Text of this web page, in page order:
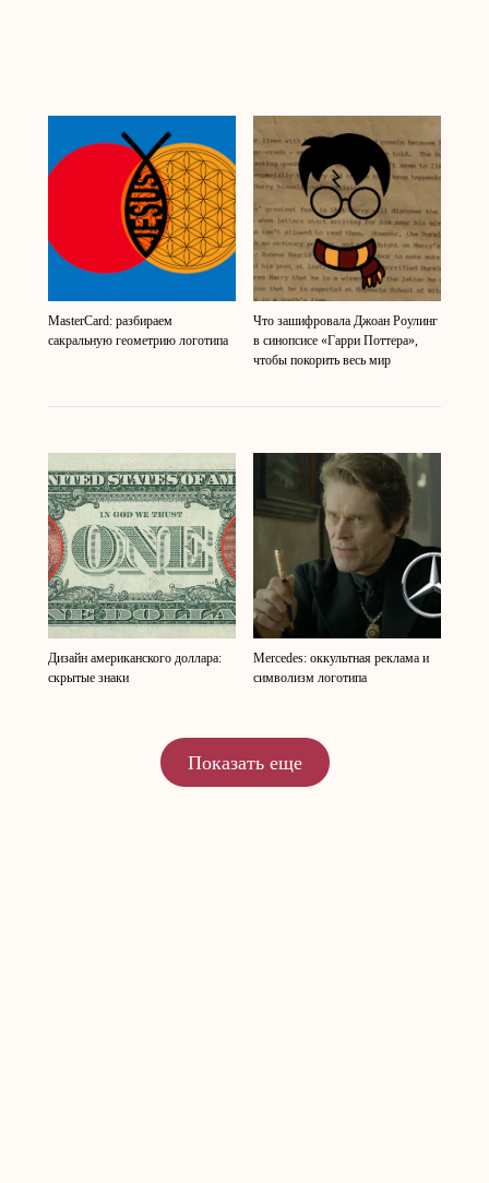
MasterCard: разбираем
сакральную геометрию логотипа
Что зашифровала Джоан Роулинг
в синопсисе «Гарри Поттера»,
чтобы покорить весь мир
Дизайн американского доллара:
скрытые знаки
Mercedes: оккультная реклама и
символизм логотипа
Показать еще